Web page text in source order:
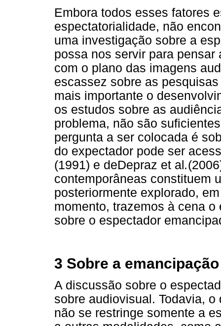
Embora todos esses fatores
espectatorialidade, não
uma investigação sobre a
possa nos servir para
com o plano das imagens
escassez sobre as
mais importante o
os estudos sobre as
problema, não são
pergunta a ser colocada é
do expectador pode ser
(1991) e deDepraz et al .
contemporâneas constituem
posteriormente explorado,
momento, trazemos à cena
sobre o espectador
3 Sobre a
A discussão sobre o
sobre audiovisual. Todavia,
não se restringe somente a